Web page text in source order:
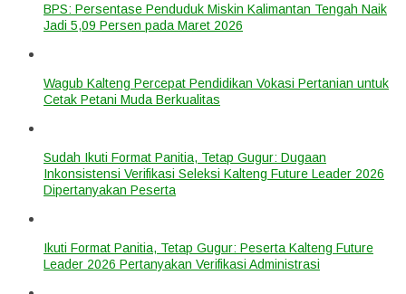
BPS: Persentase Penduduk Miskin Kalimantan Tengah Naik
Jadi 5,09 Persen pada Maret 2026
Wagub Kalteng Percepat Pendidikan Vokasi Pertanian untuk
Cetak Petani Muda Berkualitas
Sudah Ikuti Format Panitia, Tetap Gugur: Dugaan
Inkonsistensi Verifikasi Seleksi Kalteng Future Leader 2026
Dipertanyakan Peserta
Ikuti Format Panitia, Tetap Gugur: Peserta Kalteng Future
Leader 2026 Pertanyakan Verifikasi Administrasi